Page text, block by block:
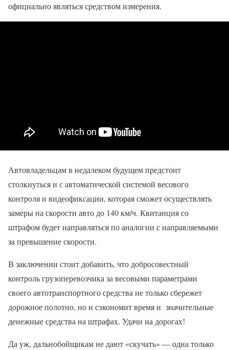
официально являться средством измерения.
Автовладельцам в недалеком будущем предстоит
столкнуться и с автоматической системой весового
контроля и видеофиксации, которая сможет осуществлять
замеры на скорости авто до 140 км/ч. Квитанция со
штрафом будет направляться по аналогии с направляемыми
за превышение скорости.
В заключении стоит добавить, что добросовестный
контроль грузоперевозчика за весовыми параметрами
своего автотранспортного средства не только сбережет
дорожное полотно, но и сэкономит время и значительные
денежные средства на штрафах. Удачи на дорогах!
Да уж, дальнобойщикам не дают «скучать» — одна только